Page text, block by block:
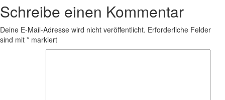
Schreibe einen Kommentar
Deine E-Mail-Adresse wird nicht veröffentlicht. Erforderliche Felder
sind mit * markiert